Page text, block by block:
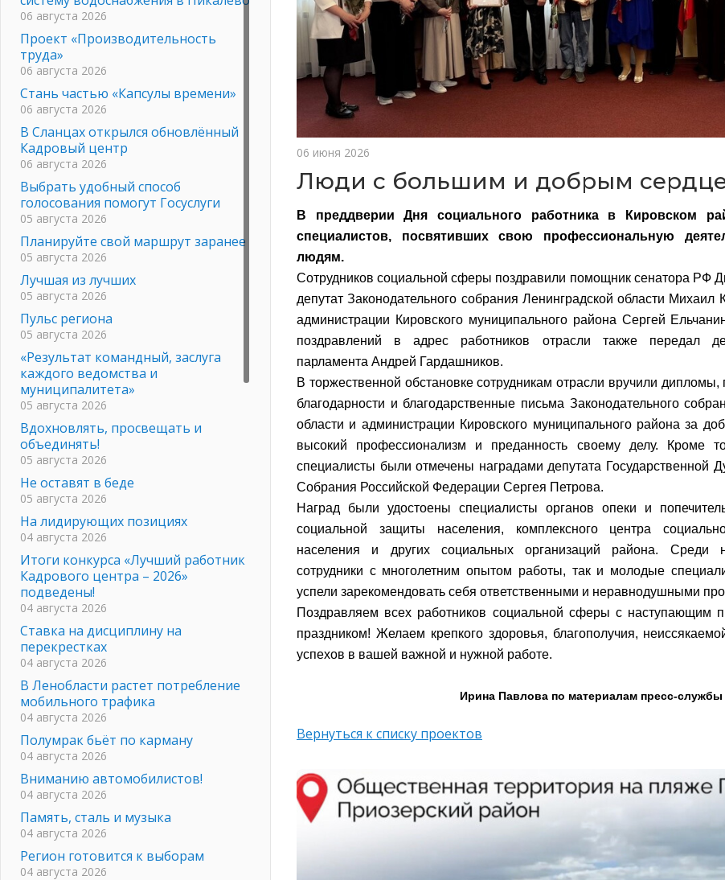
06 июня 2026
Люди с большим и добрым
В преддверии Дня социального работника в Кировском
специалистов, посвятивших свою профессиональную
людям.
Сотрудников социальной сферы поздравили помощник сенатора РФ
депутат Законодательного собрания Ленинградской области Михаил
администрации Кировского муниципального района Сергей
поздравлений в адрес работников отрасли также передал
парламента Андрей Гардашников.
В торжественной обстановке сотрудникам отрасли вручили дипломы,
благодарности и благодарственные письма Законодательного
области и администрации Кировского муниципального района за
высокий профессионализм и преданность своему делу. Кроме
специалисты были отмечены наградами депутата Государственной
Собрания Российской Федерации Сергея Петрова.
Наград были удостоены специалисты органов опеки и
социальной защиты населения, комплексного центра
населения и других социальных организаций района. Среди
сотрудники с многолетним опытом работы, так и молодые
успели зарекомендовать себя ответственными и неравнодушными
Поздравляем всех работников социальной сферы с наступающим
праздником! Желаем крепкого здоровья, благополучия,
успехов в вашей важной и нужной работе.
Ирина Павлова по материалам пресс-службы
Вернуться к списку проектов
06 августа 2026
Проект «Производительность
труда»
06 августа 2026
Стань частью «Капсулы времени»
06 августа 2026
В Сланцах открылся обновлённый
Кадровый центр
06 августа 2026
Выбрать удобный способ
голосования помогут Госуслуги
05 августа 2026
Планируйте свой маршрут заранее
05 августа 2026
Лучшая из лучших
05 августа 2026
Пульс региона
05 августа 2026
«Результат командный, заслуга
каждого ведомства и
муниципалитета»
05 августа 2026
Вдохновлять, просвещать и
объединять!
05 августа 2026
Не оставят в беде
05 августа 2026
На лидирующих позициях
04 августа 2026
Итоги конкурса «Лучший работник
Кадрового центра – 2026»
подведены!
04 августа 2026
Ставка на дисциплину на
перекрестках
04 августа 2026
В Ленобласти растет потребление
мобильного трафика
04 августа 2026
Полумрак бьёт по карману
04 августа 2026
Вниманию автомобилистов!
04 августа 2026
Память, сталь и музыка
04 августа 2026
Регион готовится к выборам
04 августа 2026